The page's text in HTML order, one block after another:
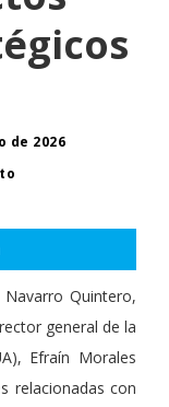
de 2026
Quintero,
general de la
Efraín Morales
relacionadas con